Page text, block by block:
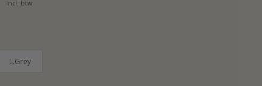
Incl. btw
L.Grey